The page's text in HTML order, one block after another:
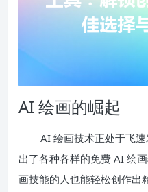
AI 绘画的崛起
AI 绘画技术正处于飞
出了各种各样的免费 AI 绘
画技能的人也能轻松创作出